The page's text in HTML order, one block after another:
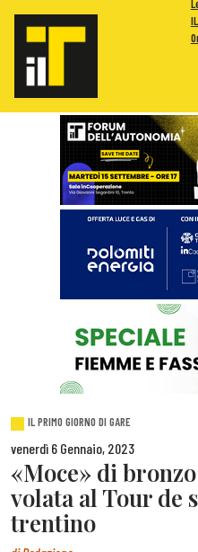
IL PRIMO GIORNO DI GARE
venerdì 6 Gennaio, 2023
«Moce» di
volata al Tour de
trentino